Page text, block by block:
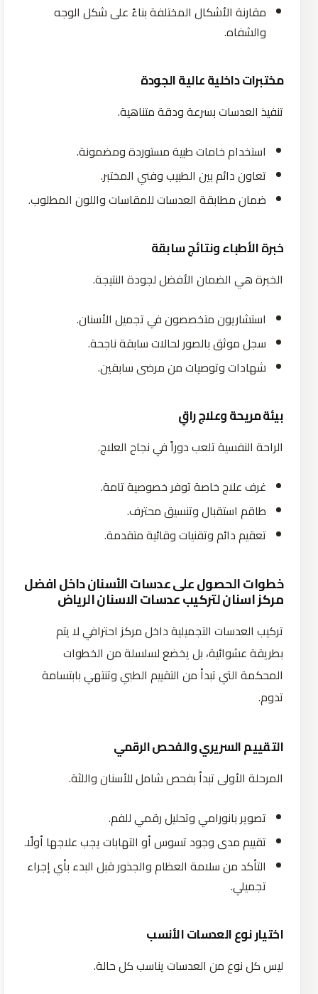
مقارنة الأشكال المختلفة بناءً على شكل الوجه
والشفاه.
مختبرات داخلية عالية الجودة
تنفيذ العدسات بسرعة ودقة متناهية.
استخدام خامات طبية مستوردة ومضمونة.
تعاون دائم بين الطبيب وفني المختبر.
ضمان مطابقة العدسات للمقاسات واللون المطلوب.
خبرة الأطباء ونتائج سابقة
الخبرة هي الضمان الأفضل لجودة النتيجة.
استشاريون متخصصون في تجميل الأسنان.
سجل موثق بالصور لحالات سابقة ناجحة.
شهادات وتوصيات من مرضى سابقين.
بيئة مريحة وعلاج راقٍ
الراحة النفسية تلعب دوراً في نجاح العلاج.
غرف علاج خاصة توفر خصوصية تامة.
طاقم استقبال وتنسيق محترف.
تعقيم دائم وتقنيات وقائية متقدمة.
خطوات الحصول على عدسات الأسنان داخل افضل
مركز اسنان لتركيب عدسات الاسنان الرياض
تركيب العدسات التجميلية داخل مركز احترافي لا يتم
بطريقة عشوائية، بل يخضع لسلسلة من الخطوات
المحكمة التي تبدأ من التقييم الطبي وتنتهي بابتسامة
تدوم.
التقييم السريري والفحص الرقمي
المرحلة الأولى تبدأ بفحص شامل للأسنان واللثة.
تصوير بانورامي وتحليل رقمي للفم.
تقييم مدى وجود تسوس أو التهابات يجب علاجها أولًا.
التأكد من سلامة العظام والجذور قبل البدء بأي إجراء
تجميلي.
اختيار نوع العدسات الأنسب
ليس كل نوع من العدسات يناسب كل حالة.